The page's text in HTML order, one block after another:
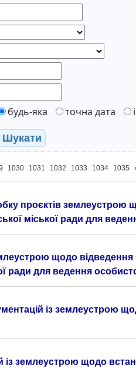
будь-яка точна дата
Шукати
1030 1031 1032 1033 1034 1035
проєктів землеустрою
міської ради для
щодо
ради для ведення
із землеустрою
із землеустрою щодо